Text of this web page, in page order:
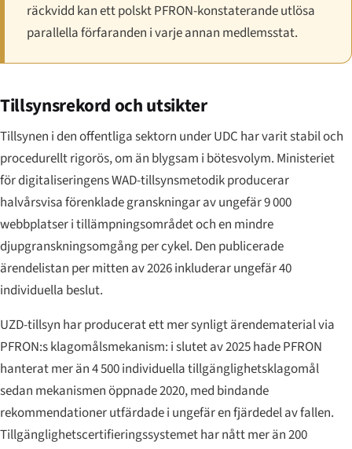
räckvidd kan ett polskt PFRON-konstaterande utlösa
parallella förfaranden i varje annan medlemsstat.
Tillsynsrekord och utsikter
Tillsynen i den offentliga sektorn under UDC har varit stabil och
procedurellt rigorös, om än blygsam i bötesvolym. Ministeriet
för digitaliseringens WAD-tillsynsmetodik producerar
halvårsvisa förenklade granskningar av ungefär 9 000
webbplatser i tillämpningsområdet och en mindre
djupgranskningsomgång per cykel. Den publicerade
ärendelistan per mitten av 2026 inkluderar ungefär 40
individuella beslut.
UZD-tillsyn har producerat ett mer synligt ärendematerial via
PFRON:s klagomålsmekanism: i slutet av 2025 hade PFRON
hanterat mer än 4 500 individuella tillgänglighetsklagomål
sedan mekanismen öppnade 2020, med bindande
rekommendationer utfärdade i ungefär en fjärdedel av fallen.
Tillgänglighetscertifieringssystemet har nått mer än 200